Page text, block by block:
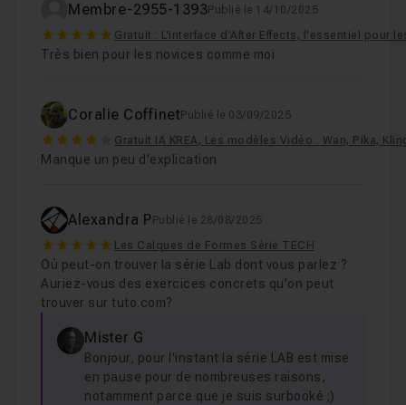
Membre-2955-1393Publié le 14/10/2025
5 Gratuit : L'interface d'After Effects, l'essentiel pour
Très bien pour les novices comme moi
Coralie Coffinet Publié le 03/09/2025
4 Gratuit IA KREA, Les modèles Vidéo : Wan, Pika,
Manque un peu d'explication
Alexandra P Publié le 28/08/2025
5 Les Calques de Formes Série TECH
Où peut-on trouver la série Lab dont vous parlez ?
Auriez-vous des exercices concrets qu'on peut
trouver sur tuto.com?
Mister G
Bonjour, pour l'instant la série LAB est mise
en pause pour de nombreuses raisons,
notamment parce que je suis surbooké ;)